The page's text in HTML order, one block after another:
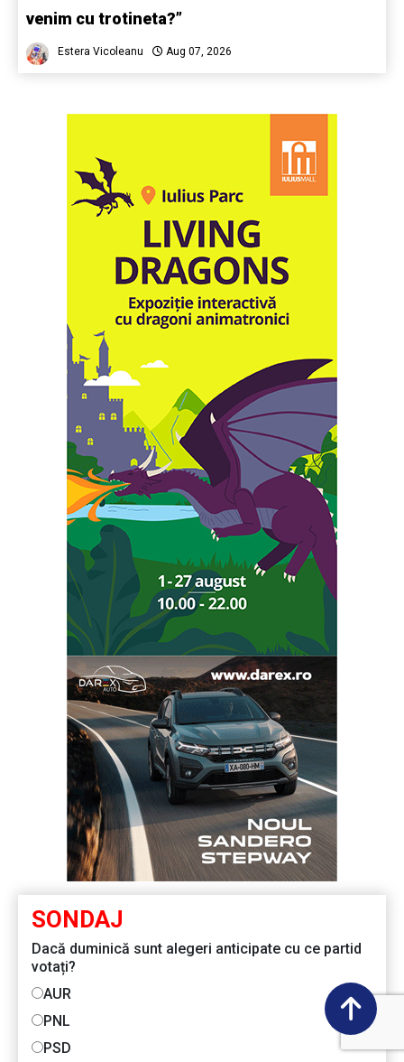
venim cu trotineta?”
Estera Vicoleanu Aug 07, 2026
SONDAJ
Dacă duminică sunt alegeri anticipate cu ce partid
votați?
AUR
PNL
PSD